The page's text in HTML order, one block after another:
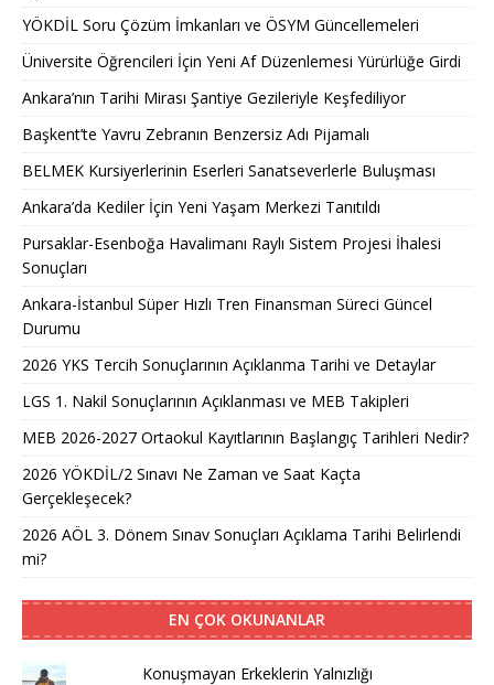
YÖKDİL Soru Çözüm İmkanları ve ÖSYM Güncellemeleri
Üniversite Öğrencileri İçin Yeni Af Düzenlemesi Yürürlüğe Girdi
Ankara’nın Tarihi Mirası Şantiye Gezileriyle Keşfediliyor
Başkent’te Yavru Zebranın Benzersiz Adı Pijamalı
BELMEK Kursiyerlerinin Eserleri Sanatseverlerle Buluşması
Ankara’da Kediler İçin Yeni Yaşam Merkezi Tanıtıldı
Pursaklar-Esenboğa Havalimanı Raylı Sistem Projesi İhalesi
Sonuçları
Ankara-İstanbul Süper Hızlı Tren Finansman Süreci Güncel
Durumu
2026 YKS Tercih Sonuçlarının Açıklanma Tarihi ve Detaylar
LGS 1. Nakil Sonuçlarının Açıklanması ve MEB Takipleri
MEB 2026-2027 Ortaokul Kayıtlarının Başlangıç Tarihleri Nedir?
2026 YÖKDİL/2 Sınavı Ne Zaman ve Saat Kaçta
Gerçekleşecek?
2026 AÖL 3. Dönem Sınav Sonuçları Açıklama Tarihi Belirlendi
mi?
EN ÇOK OKUNANLAR
Konuşmayan Erkeklerin Yalnızlığı